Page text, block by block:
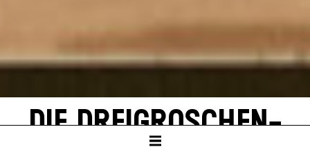
DIE DREI­GROSCHEN­